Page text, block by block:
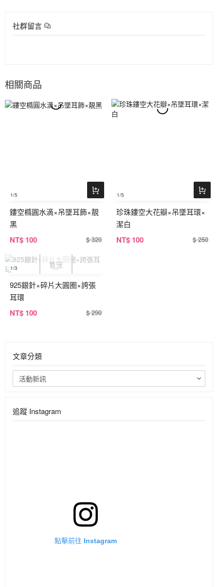
社群留言
相關商品
1/5
鏤空橢圓水滴×吊墜耳飾×靚
黑
NT$ 100 $ 320
1/5
珍珠鏤空大花瓣×吊墜耳環×
潔白
NT$ 100 $ 250
1/3
925銀針×碎片大圓圈×誇張
耳環
NT$ 100 $ 290
文章分類
活動新訊
追蹤 Instagram
點擊前往 Instagram